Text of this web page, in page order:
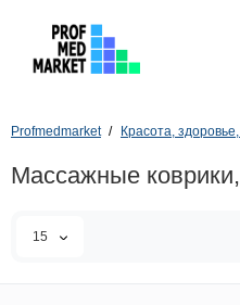
Profmedmarket Красота,
Массажные
15